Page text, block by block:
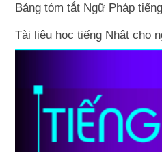
Bảng tóm tắt Ngữ Pháp
Tài liệu học tiếng Nhật cho